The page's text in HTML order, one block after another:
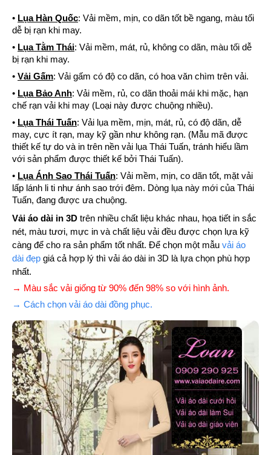
• Lụa Hàn Quốc: Vải mềm, mịn, co dãn tốt bề ngang, màu tối
dễ bị rạn khi may.
• Lụa Tằm Thái: Vải mềm, mát, rủ, không co dãn, màu tối dễ
bị rạn khi may.
• Vải Gấm: Vải gấm có độ co dãn, có hoa văn chìm trên vải.
• Lụa Bảo Anh: Vải mềm, rủ, co dãn thoải mái khi mặc, hạn
chế rạn vải khi may (Loại này được chuộng nhiều).
• Lụa Thái Tuấn: Vải lụa mềm, mịn, mát, rủ, có độ dãn, dễ
may, cực ít rạn, may kỹ gần như không rạn. (Mẫu mã được
thiết kế tự do và in trên nền vải lụa Thái Tuấn, tránh hiểu lầm
với sản phẩm được thiết kế bởi Thái Tuấn).
• Lụa Ánh Sao Thái Tuấn: Vải mềm, mịn, co dãn tốt, mặt vải
lấp lánh li ti như ánh sao trới đêm. Dòng lụa này mới của Thái
Tuấn, đang được ưa chuộng.
Vải áo dài in 3D trên nhiều chất liệu khác nhau, họa tiết in sắc
nét, màu tươi, mực in và chất liệu vải đều được chọn lựa kỹ
càng để cho ra sản phẩm tốt nhất. Để chọn một mẫu vải áo
dài đẹp giá cả hợp lý thì vải áo dài in 3D là lựa chọn phù hợp
nhất.
→ Màu sắc vải giống từ 90% đến 98% so với hình ảnh.
→ Cách chọn vải áo dài đồng phục.